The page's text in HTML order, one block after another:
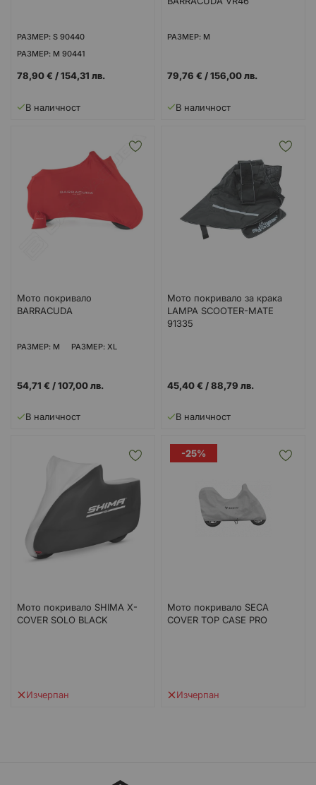
РАЗМЕР: S 90440
РАЗМЕР: M 90441
РАЗМЕР: L 90442
78,90 € /154,31 лв.
В наличност
РАЗМЕР: M
79,76 € /156,00 лв.
В наличност
Мото покривало
BARRACUDA
РАЗМЕР: M РАЗМЕР: XL
54,71 € /107,00 лв.
В наличност
Мото покривало за крака
LAMPA SCOOTER-MATE
91335
45,40 € /88,79 лв.
В наличност
Мото покривало SHIMA X-
COVER SOLO BLACK
Изчерпан
-25%
Мото покривало SECA
COVER TOP CASE PRO
Изчерпан